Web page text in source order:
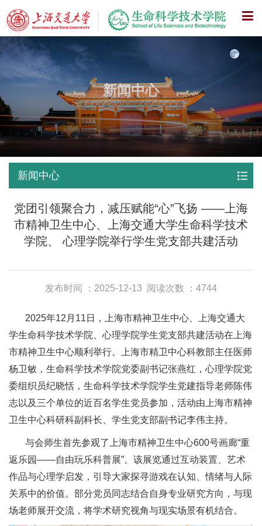
X
新闻中心
新闻中心
党团引领聚合力，减压赋能“心”飞扬 ——上海
市精神卫生中心、上海交通大学生命科学技术
学院、 心理学院举行学生党支部共建活动
发布时间 ：2025-12-13 阅读次数 ：4744
2025年12月11日，上海市精神卫生中心、上海交通大
学生命科学技术学院、心理学院学生党支部共建活动在上海
市精神卫生中心顺利举行。上海市精卫中心科教部主任医师
杨卫敏，生命科学技术学院党委副书记张燕红，心理学院党
委组织员纪晓恬，生命科学技术学院学生党建指导老师陈伟
志以及三个单位的近百名学生党员参加，活动由上海市精神
卫生中心科研科副科长、学生党支部副书记李伟主持。
与会师生首先参观了上海市精神卫生中心600号画廊“重
返乐园——自由玩乐科普展”。该展览通过互动装置、艺术
作品与心理学启发，引导大家探寻游戏在认知、情绪与人际
关系中的价值。部分党员同志结合自身专业研究方向，与现
场老师展开交流，将学术研究视角与现实场景有机结合。